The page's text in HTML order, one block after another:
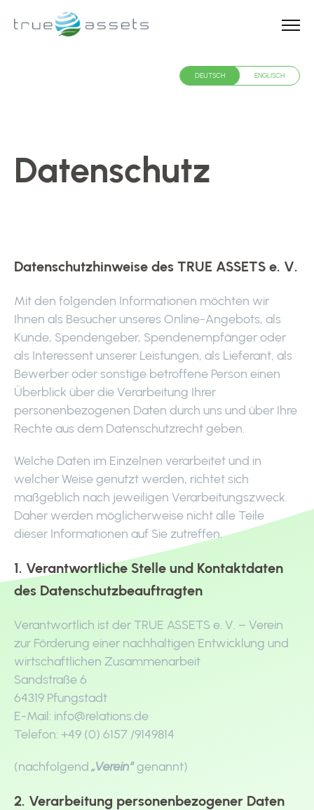
DEUTSCH ENGLISCH
Datenschutz
Datenschutzhinweise des TRUE ASSETS e. V.
Mit den folgenden Informationen möchten wir
Ihnen als Besucher unseres Online-Angebots, als
Kunde, Spendengeber, Spendenempfänger oder
als Interessent unserer Leistungen, als Lieferant, als
Bewerber oder sonstige betroffene Person einen
Überblick über die Verarbeitung Ihrer
personenbezogenen Daten durch uns und über Ihre
Rechte aus dem Datenschutzrecht geben.
Welche Daten im Einzelnen verarbeitet und in
welcher Weise genutzt werden, richtet sich
maßgeblich nach jeweiligen Verarbeitungszweck.
Daher werden möglicherweise nicht alle Teile
dieser Informationen auf Sie zutreffen.
1. Verantwortliche Stelle und Kontaktdaten
des Datenschutzbeauftragten
Verantwortlich ist der TRUE ASSETS e. V. – Verein
zur Förderung einer nachhaltigen Entwicklung und
wirtschaftlichen Zusammenarbeit
Sandstraße 6
64319 Pfungstadt
E-Mail: info@relations.de
Telefon: +49 (0) 6157 /9149814
(nachfolgend„Verein“genannt)
2. Verarbeitung personenbezogener Daten